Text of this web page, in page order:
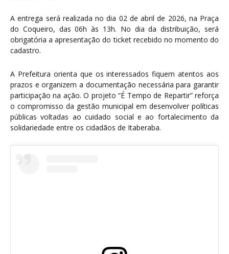
A entrega será realizada no dia 02 de abril de 2026, na Praça
do Coqueiro, das 06h às 13h. No dia da distribuição, será
obrigatória a apresentação do ticket recebido no momento do
cadastro.
A Prefeitura orienta que os interessados fiquem atentos aos
prazos e organizem a documentação necessária para garantir
participação na ação. O projeto “É Tempo de Repartir” reforça
o compromisso da gestão municipal em desenvolver políticas
públicas voltadas ao cuidado social e ao fortalecimento da
solidariedade entre os cidadãos de Itaberaba.